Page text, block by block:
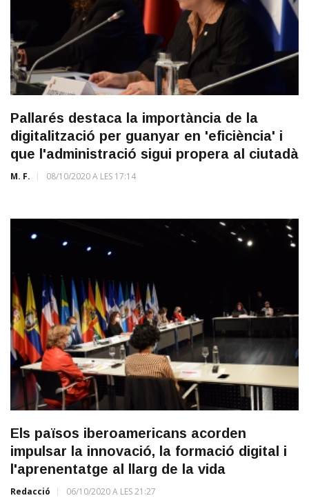
Pallarés destaca la importància de la
digitalització per guanyar en 'eficiència' i
que l'administració sigui propera al ciutadà
M. F. 08/10/2020 A LES 17:14
Els països iberoamericans acorden
impulsar la innovació, la formació digital i
l'aprenentatge al llarg de la vida
Redacció 06/10/2020 A LES 21:27